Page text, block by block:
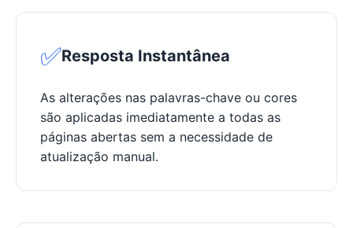
✅Resposta Instantânea
As alterações nas palavras-chave ou cores
são aplicadas imediatamente a todas as
páginas abertas sem a necessidade de
atualização manual.